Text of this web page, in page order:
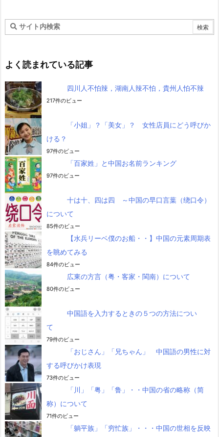
よく読まれている記事
四川人不怕辣，湖南人辣不怕，貴州人怕不辣
217件のビュー
「小姐」？「美女」？ 女性店員にどう呼びか
ける？
97件のビュー
「百家姓」と中国お名前ランキング
97件のビュー
十は十、四は四 ～中国の早口言葉（绕口令）
について
85件のビュー
【水兵リーベ僕のお船・・】中国の元素周期表
を眺めてみる
84件のビュー
広東の方言（粤・客家・閩南）について
80件のビュー
中国語を入力するときの５つの方法につい
て
79件のビュー
「おじさん」「兄ちゃん」 中国語の男性に対
する呼びかけ表現
73件のビュー
「川」「粤」「鲁」・・中国の省の略称（简
称）について
71件のビュー
「躺平族」「穷忙族」・・・中国の世相を反映